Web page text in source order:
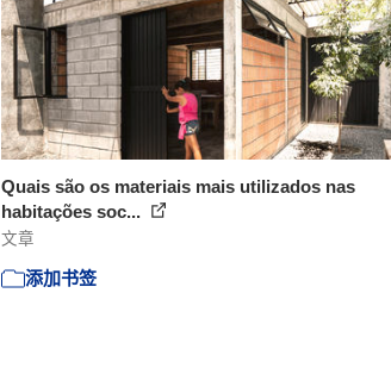
Quais são os materiais mais utilizados nas
habitações soc...
文章
添加书签